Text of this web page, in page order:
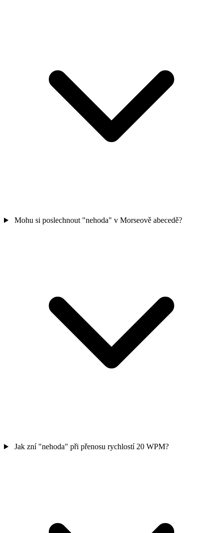
Mohu si poslechnout "nehoda" v Morseově abecedě?
Jak zní "nehoda" při přenosu rychlostí 20 WPM?